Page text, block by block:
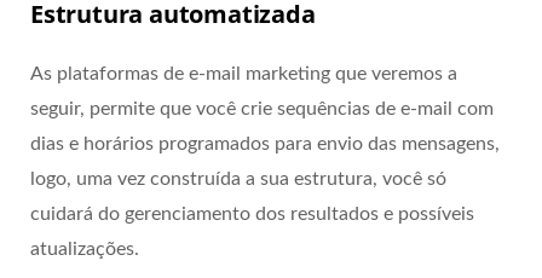
Estrutura automatizada
As plataformas de e-mail marketing que veremos a
seguir, permite que você crie sequências de e-mail com
dias e horários programados para envio das mensagens,
logo, uma vez construída a sua estrutura, você só
cuidará do gerenciamento dos resultados e possíveis
atualizações.